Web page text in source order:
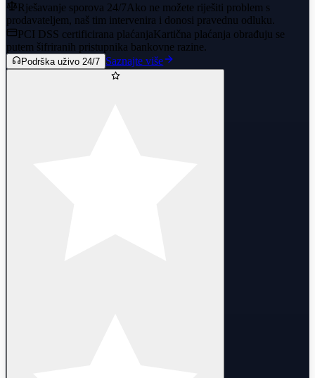
Rješavanje sporova 24/7Ako ne možete riješiti problem s
prodavateljem, naš tim intervenira i donosi pravednu odluku.
PCI DSS certificirana plaćanjaKartična plaćanja obrađuju se
putem šifriranih pristupnika bankovne razine.
Podrška uživo 24/7 Saznajte više